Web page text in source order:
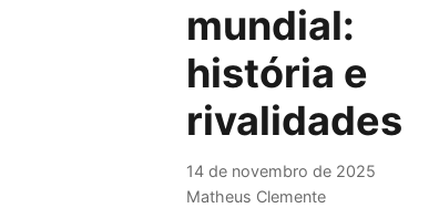
mundial:
história e
rivalidades
14 de novembro de 2025
Matheus Clemente